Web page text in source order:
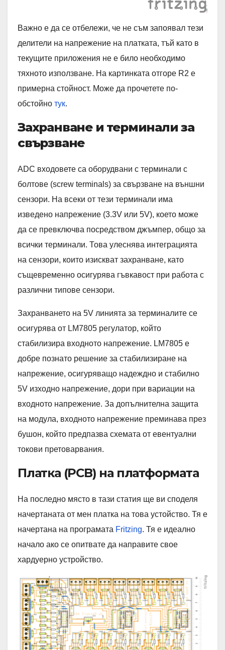
Важно е да се отбележи, че не съм запоявал тези
делители на напрежение на платката, тъй като в
текущите приложения не е било необходимо
тяхното използване. На картинката отгоре R2 е
примерна стойност. Може да прочетете по-
обстойно тук.
Захранване и терминали за
свързване
ADC входовете са оборудвани с терминали с
болтове (screw terminals) за свързване на външни
сензори. На всеки от тези терминали има
изведено напрежение (3.3V или 5V), което може
да се превключва посредством джъмпер, общо за
всички терминали. Това улеснява интеграцията
на сензори, които изискват захранване, като
същевременно осигурява гъвкавост при работа с
различни типове сензори.
Захранването на 5V линията за терминалите се
осигурява от LM7805 регулатор, който
стабилизира входното напрежение. LM7805 е
добре познато решение за стабилизиране на
напрежение, осигуряващо надеждно и стабилно
5V изходно напрежение, дори при вариации на
входното напрежение. За допълнителна защита
на модула, входното напрежение преминава през
бушон, който предпазва схемата от евентуални
токови претоварвания.
Платка (PCB) на платформата
На последно място в тази статия ще ви споделя
начертаната от мен платка на това устойство. Тя е
начертана на програмата Fritzing. Тя е идеално
начало ако се опитвате да направите свое
хардуерно устройство.